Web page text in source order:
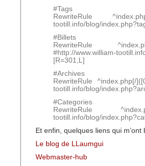
#Tags
RewriteRule
tootill.info/blog/
#Billets
RewriteRule
#http://www.william-
[R=301,L]
#Archives
RewriteRule ^index.php[/
tootill.info/blog/
#Categories
RewriteRule
tootill.info/blog/
Et enfin, quelques liens qui m’ont
Le blog de LLaumgui
Webmaster-hub